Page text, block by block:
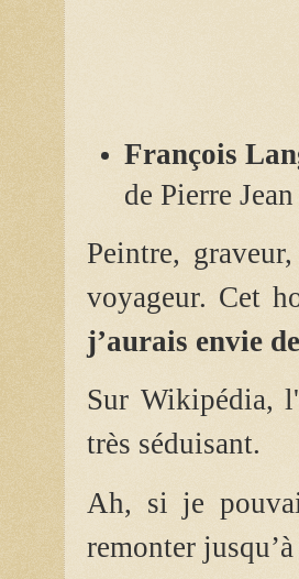
François
de Pierre
Peintre,
voyageur. Cet
j’aurais envie
Sur Wikipédia,
très séduisant.
Ah, si je
remonter